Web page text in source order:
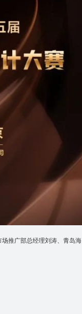
推广部总经理刘涛、青岛海